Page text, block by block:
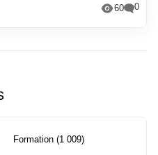
60 0
Formation (1 009)